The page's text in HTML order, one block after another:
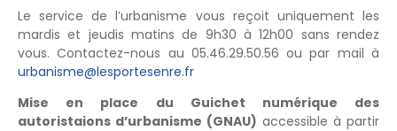
Le service de l’urbanisme vous reçoit uniquement les
mardis et jeudis matins de 9h30 à 12h00 sans rendez
vous. Contactez-nous au 05.46.29.50.56 ou par mail à
urbanisme@lesportesenre.fr
Mise en place du Guichet numérique des
autoristaions d’urbanisme (GNAU) accessible à partir